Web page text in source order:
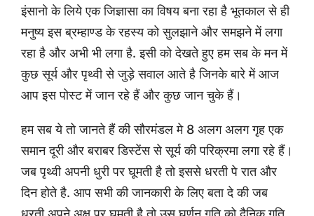
इंसानो के लिये एक जिज्ञासा का विषय बना रहा है भूतकाल से ही
मनुष्य इस ब्रम्हाण्ड के रहस्य को सुलझाने और समझने में लगा
रहा है और अभी भी लगा है. इसी को देखते हुए हम सब के मन में
कुछ सूर्य और पृथ्वी से जुड़े सवाल आते है जिनके बारे में आज
आप इस पोस्ट में जान रहे हैं और कुछ जान चुके हैं।
हम सब ये तो जानते हैं की सौरमंडल मे 8 अलग अलग गृह एक
समान दूरी और बराबर डिस्टेंस से सूर्य की परिक्रमा लगा रहे हैं।
जब पृथ्वी अपनी धुरी पर घूमती है तो इससे धरती पे रात और
दिन होते है. आप सभी की जानकारी के लिए बता दे की जब